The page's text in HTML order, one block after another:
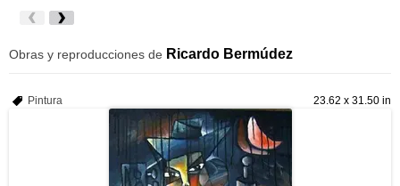
Obras y reproducciones de Ricardo Bermúdez
23.62 x 31.50 in
Pintura